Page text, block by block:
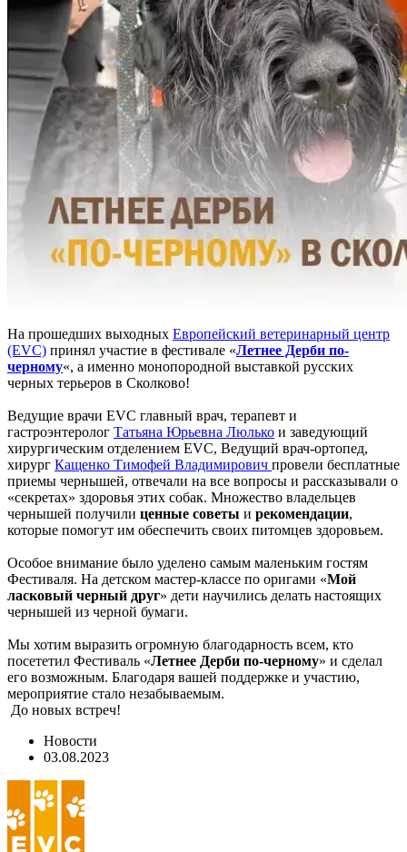
На прошедших выходных Европейский ветеринарный центр
(EVC) принял участие в фестивале «Летнее Дерби по-
черному«, а именно монопородной выставкой русских
черных терьеров в Сколково!
Ведущие врачи EVC главный врач, терапевт и
гастроэнтеролог Татьяна Юрьевна Люлько и заведующий
хирургическим отделением EVC, Ведущий врач-ортопед,
хирург Кащенко Тимофей Владимирович провели бесплатные
приемы чернышей, отвечали на все вопросы и рассказывали о
«секретах» здоровья этих собак. Множество владельцев
чернышей получили ценные советы и рекомендации,
которые помогут им обеспечить своих питомцев здоровьем.
Особое внимание было уделено самым маленьким гостям
Фестиваля. На детском мастер-классе по оригами «Мой
ласковый черный друг» дети научились делать настоящих
чернышей из черной бумаги.
Мы хотим выразить огромную благодарность всем, кто
посететил Фестиваль «Летнее Дерби по-черному» и сделал
его возможным. Благодаря вашей поддержке и участию,
мероприятие стало незабываемым.
До новых встреч!
Новости
03.08.2023